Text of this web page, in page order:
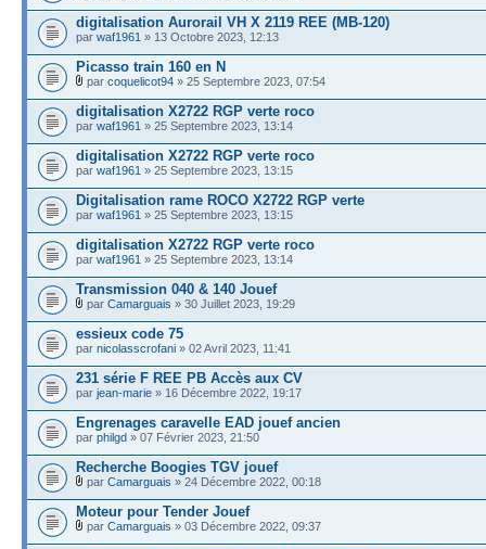
digitalisation Aurorail VH X 2119 REE (MB-120)
par waf1961 » 13 Octobre 2023, 12:13
Picasso train 160 en N
par coquelicot94 » 25 Septembre 2023, 07:54
digitalisation X2722 RGP verte roco
par waf1961 » 25 Septembre 2023, 13:14
digitalisation X2722 RGP verte roco
par waf1961 » 25 Septembre 2023, 13:15
Digitalisation rame ROCO X2722 RGP verte
par waf1961 » 25 Septembre 2023, 13:15
digitalisation X2722 RGP verte roco
par waf1961 » 25 Septembre 2023, 13:14
Transmission 040 & 140 Jouef
par Camarguais » 30 Juillet 2023, 19:29
essieux code 75
par nicolasscrofani » 02 Avril 2023, 11:41
231 série F REE PB Accès aux CV
par jean-marie » 16 Décembre 2022, 19:17
Engrenages caravelle EAD jouef ancien
par philgd » 07 Février 2023, 21:50
Recherche Boogies TGV jouef
par Camarguais » 24 Décembre 2022, 00:18
Moteur pour Tender Jouef
par Camarguais » 03 Décembre 2022, 09:37